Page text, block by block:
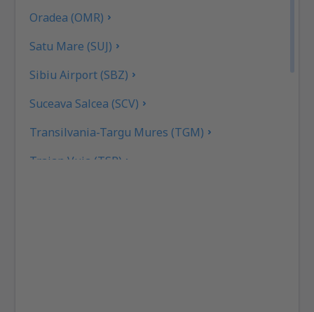
Oradea (OMR)
Satu Mare (SUJ)
Sibiu Airport (SBZ)
Suceava Salcea (SCV)
Transilvania-Targu Mures (TGM)
Traian Vuia (TSR)